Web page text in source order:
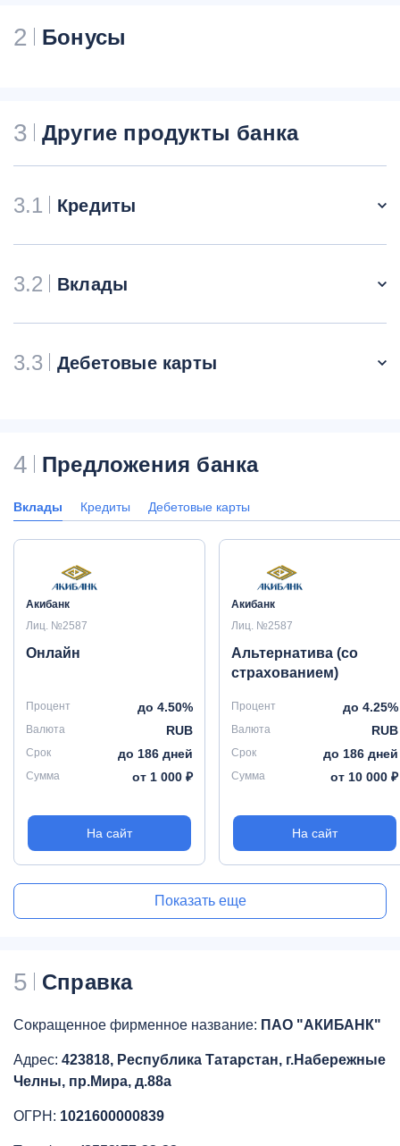
2 Бонусы
3 Другие продукты банка
3.1 Кредиты
3.2 Вклады
3.3 Дебетовые карты
4 Предложения банка
Вклады Кредиты Дебетовые карты
Акибанк
Лиц. №2587
Онлайн
Процент до 4.50%
Валюта RUB
Срок до 186 дней
Сумма от 1 000 ₽
На сайт
Акибанк
Лиц. №2587
Альтернатива (со
страхованием)
Процент до 4.25%
Валюта RUB
Срок до 186 дней
Сумма от 10 000 ₽
На сайт
Показать еще
5 Справка
Сокращенное фирменное название: ПАО "АКИБАНК"
Адрес: 423818, Республика Татарстан, г.Набережные
Челны, пр.Мира, д.88а
ОГРН: 1021600000839